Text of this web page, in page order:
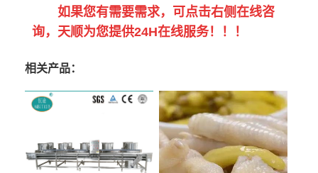
如果您有需要需求，可点击右侧在线咨
询，天顺为您提供24H在线服务！！！
相关产品：